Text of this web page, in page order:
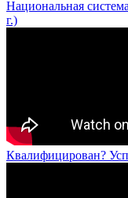
Национальная
г.)
Квалифицирован?